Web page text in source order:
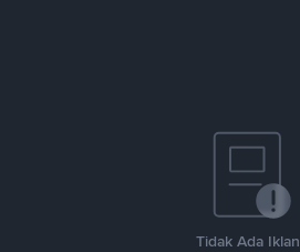
Tidak Ada Iklan